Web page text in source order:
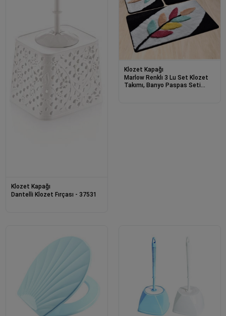
Klozet Kapağı
Dantelli Klozet Fırçası - 37531
Klozet Kapağı
Marlow Renklı 3 Lu Set Klozet
Takımı, Banyo Paspas Seti